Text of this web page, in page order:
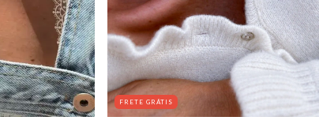
FRETE GRÁTIS